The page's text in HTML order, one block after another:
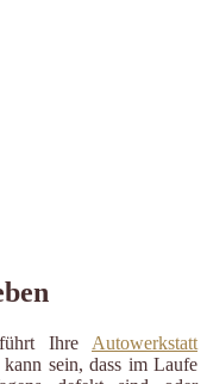
Ihre Autowerkstatt
sein, dass im Laufe